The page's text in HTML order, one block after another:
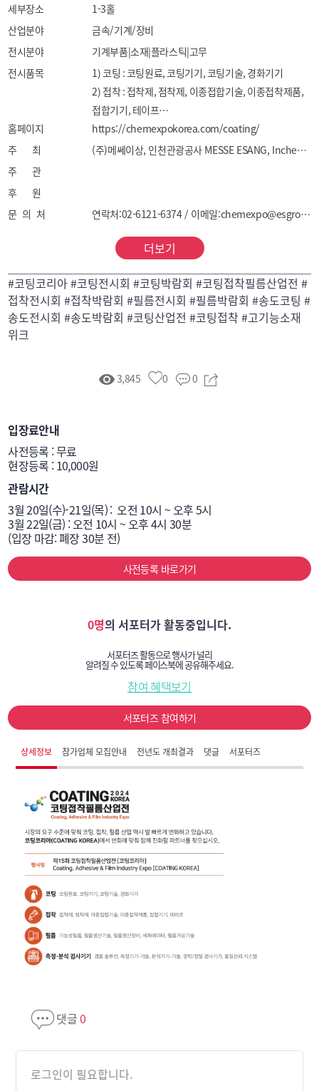
세부장소
1-3홀
산업분야
금속/기계/장비
전시분야
기계부품|소재|플라스틱|고무
전시품목
1) 코팅 : 코팅원료, 코팅기기, 코팅기술, 경화기기
2) 접착 : 접착제, 점착제, 이종접합기술, 이종접착제품,
접합기기, 테이프
3) 필름 : 기능성필름, 필름생산기술
4) 측정/분석/검사기기 : 검품 솔루션, 측정기기/기술,
홈페이지
https://chemexpokorea.com/coating/
주 최
(주)메쎄이상, 인천관광공사 MESSE ESANG, Incheon Tourism Organization
주 관
후 원
문 의 처
연락처:02-6121-6374 / 이메일:chemexpo@esgroup.net
더보기
#코팅코리아 #코팅전시회 #코팅박람회 #코팅접착필름산업전 #
접착전시회 #접착박람회 #필름전시회 #필름박람회 #송도코팅 #
송도전시회 #송도박람회 #코팅산업전 #코팅접착 #고기능소재
위크
3,845 0 0
입장료안내
사전등록 : 무료
현장등록 : 10,000원
관람시간
3월 20일(수)-21일(목) :  오전 10시 ~ 오후 5시
3월 22일(금) : 오전 10시 ~ 오후 4시 30분
(입장 마감: 폐장 30분 전)
사전등록 바로가기
0명의 서포터가 활동중입니다.
서포터즈 활동으로 행사가 널리
알려질 수 있도록 페이스북에 공유해주세요.
참여 혜택보기
서포터즈 참여하기
상세정보 참가업체 모집안내 전년도 개최결과 댓글 서포터즈
댓글0
로그인이 필요합니다.